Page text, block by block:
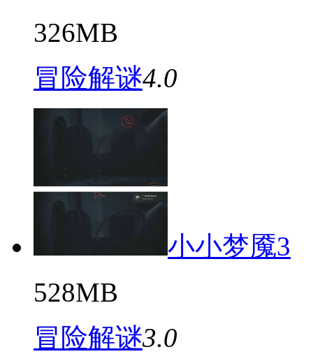
326MB
冒险解谜4.0
小小梦魇3
528MB
冒险解谜3.0